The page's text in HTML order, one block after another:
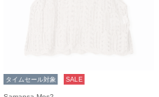
タイムセール対象 SALE